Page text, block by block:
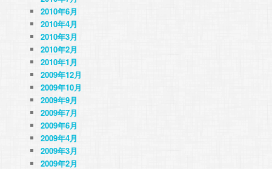
2010年6月
2010年4月
2010年3月
2010年2月
2010年1月
2009年12月
2009年10月
2009年9月
2009年7月
2009年6月
2009年4月
2009年3月
2009年2月